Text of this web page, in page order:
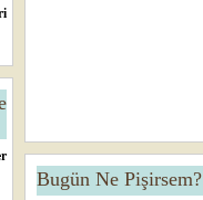
Bugün Ne Pişirsem?